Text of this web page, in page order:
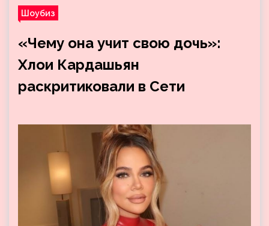
Шоубиз
«Чему она учит свою дочь»:
Хлои Кардашьян
раскритиковали в Сети